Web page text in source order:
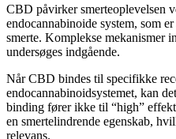
CBD påvirker smerteoplevelsen
endocannabinoide system, som
smerte. Komplekse mekanismer
undersøges indgående.
Når CBD bindes til specifikke
endocannabinoidsystemet, kan
binding fører ikke til “high”
en smertelindrende egenskab,
relevans.